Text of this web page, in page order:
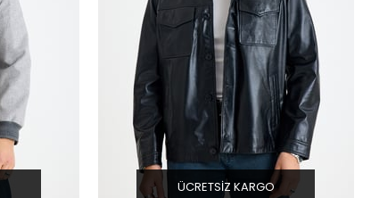
ÜCRETSIZ KARGO